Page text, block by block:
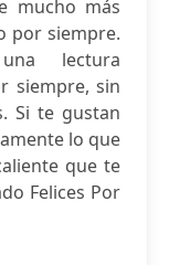
mucho más
por siempre.
lectura
siempre, sin
Si te gustan
lo que
que te
Felices Por